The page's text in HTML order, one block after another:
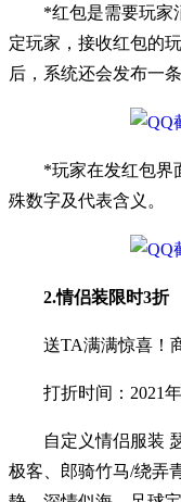
*红包是需要玩家
定玩家，接收红包的
后，系统还会发布一
*玩家在发红包界
殊数字及代表含义。
2.情侣装限时3折
送TA满满惊喜！
打折时间：2021
自定义情侣服装
极客、郎骑竹马/绕弄